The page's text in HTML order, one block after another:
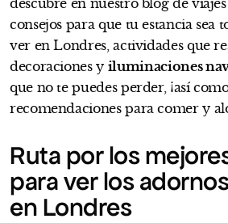
descubre en nuestro blog de
consejos para que tu estancia sea
ver en Londres, actividades que
decoraciones y iluminaciones
que no te puedes perder, ¡así
recomendaciones para comer y
Ruta por los
para ver los
en Londres